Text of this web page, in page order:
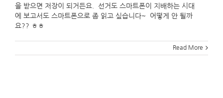
을 받으면 저장이 되거든요. 선거도 스마트폰이 지배하는 시대
에 보고서도 스마트폰으로 좀 읽고 싶습니다~ 어떻게 안 될까
요?? ㅎㅎ
Read More